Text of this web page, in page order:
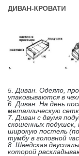
ДИВАН-КРОВАТИ
5. Диван. Одеяло,
упаковываются в
6. Диван. На день
металлическую
7. Диван с двумя
скошенных
широкую постель
тумбу в головной
8. Шведская
которой